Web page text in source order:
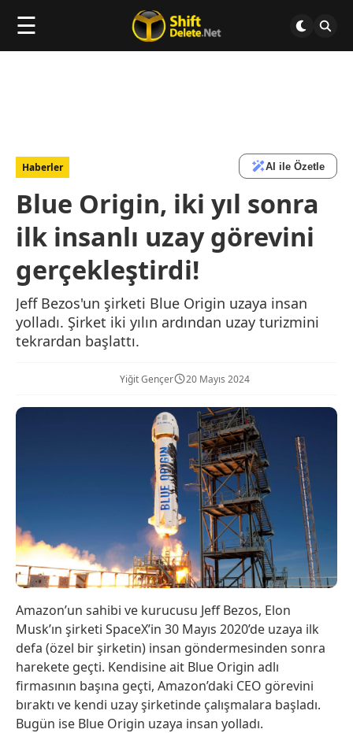
☰
Haberler AI ile Özetle
Blue Origin, iki yıl sonra
ilk insanlı uzay görevini
gerçekleştirdi!
Jeff Bezos'un şirketi Blue Origin uzaya insan
yolladı. Şirket iki yılın ardından uzay turizmini
tekrardan başlattı.
Yiğit Gençer 20 Mayıs 2024
Amazon’un sahibi ve kurucusu Jeff Bezos, Elon
Musk’ın şirketi SpaceX’in 30 Mayıs 2020’de uzaya ilk
defa (özel bir şirketin) insan göndermesinden sonra
harekete geçti. Kendisine ait Blue Origin adlı
firmasının başına geçti, Amazon’daki CEO görevini
bıraktı ve kendi uzay şirketinde çalışmalara başladı.
Bugün ise Blue Origin uzaya insan yolladı.